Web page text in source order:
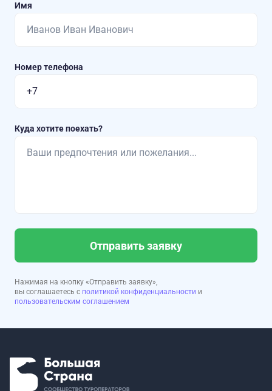
Имя
Номер телефона
Куда хотите поехать?
Отправить заявку
Нажимая на кнопку «Отправить заявку»,
вы соглашаетесь с политикой конфиденциальности и
пользовательским соглашением